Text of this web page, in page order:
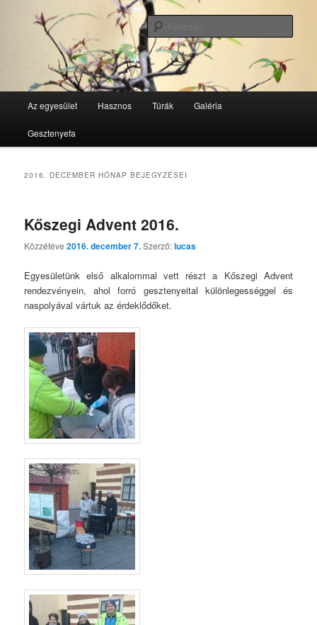
másodlagos
GesztenyeKék
GesztenyeKék Természetbarát Egyesület honlapja
Az egyesület Hasznos Túrák Galéria
Gesztenyefa
2016. DECEMBER HÓNAP BEJEGYZÉSEI
Kőszegi Advent 2016.
Közzétéve2016. december 7.Szerző:lucas
Egyesületünk első alkalommal vett részt a Kőszegi Advent
rendezvényein, ahol forró gesztenyeital különlegességgel és
naspolyával vártuk az érdeklődőket.